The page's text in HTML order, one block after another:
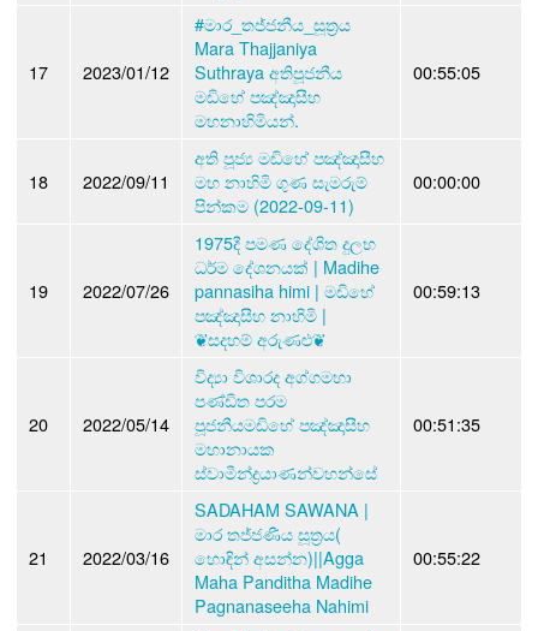
17 2023/01/12
#මාර_තජ්ජනීය_සූත්‍රය
Mara Thajjaniya
Suthraya අතිපූජනීය
මඩිහේ පඤ්ඤාසීහ
මහනාහිමියන්.
00:55:05
18 2022/09/11
අති පූජ්‍ය මඩිහේ පඤ්ඤාසීහ
මහ නාහිමි ගුණ සැමරුම්
පින්කම (2022-09-11)
00:00:00
19 2022/07/26
1975දී පමණ දේශිත දුලභ
ධර්ම දේශනයක් | Madihe
pannasiha himi | මඩිහේ
පඤ්ඤාසීහ නාහිමි |
❦සදහම් අරුණළු❦
00:59:13
20 2022/05/14
විද්‍යා විශාරද අග්ගමහා
පණ්ඩිත පරම
පූජනීයමඩිහේ පඤ්ඤාසීහ
මහානායක
ස්වාමීන්ද්‍රයාණන්වහන්සේ
00:51:35
21 2022/03/16
SADAHAM SAWANA |
මාර තජ්ජණීය සූත්‍රය(
හොඳින් අසන්න)||Agga
Maha Panditha Madihe
Pagnanaseeha Nahimi
00:55:22